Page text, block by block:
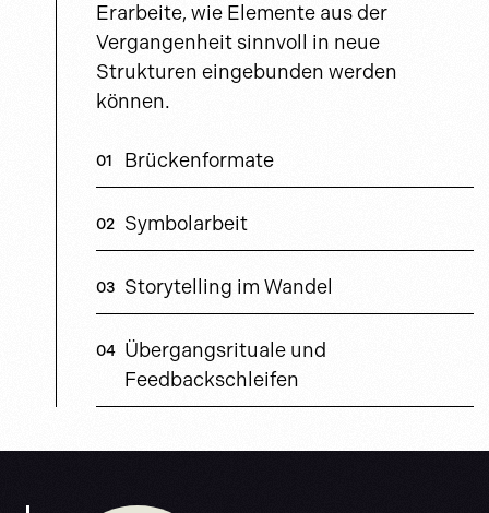
Erarbeite, wie Elemente aus der
Vergangenheit sinnvoll in neue
Strukturen eingebunden werden
können.
Brückenformate
Symbolarbeit
Storytelling im Wandel
Übergangsrituale und
Feedbackschleifen